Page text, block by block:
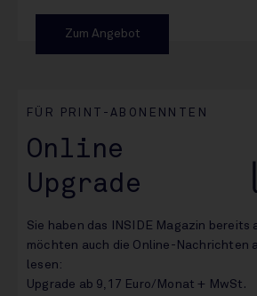
Zum Angebot
FÜR PRINT-ABONENNTEN
Online
Upgrade
Sie haben das INSIDE Magazin bereits
möchten auch die Online-Nachrichten
lesen:
Upgrade ab 9,17 Euro/Monat + MwSt.